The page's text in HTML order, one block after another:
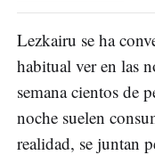
Lezkairu se ha
habitual ver en las
semana cientos de
noche suelen
realidad, se juntan